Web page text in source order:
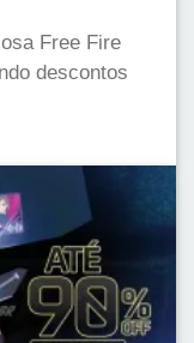
Free Fire
descontos